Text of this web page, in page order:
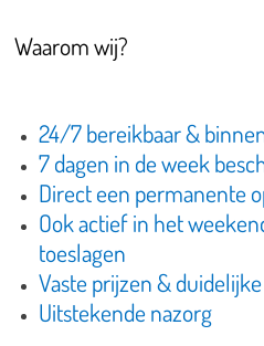
Waarom wij?
24/7 bereikbaar &
7 dagen in de week
Direct een permanente
Ook actief in het
toeslagen
Vaste prijzen &
Uitstekende nazorg